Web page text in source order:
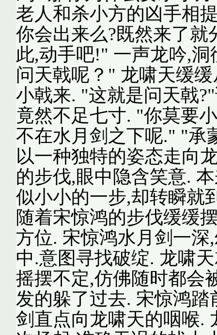
老人和杀小方的凶手相
你会出来么?既然来了
此,动手吧!" 一声龙吟,
问天戟呢？" 龙啸天缓
小戟来. "这就是问天戟
竟然不足七寸. "你莫要
不在水月剑之下呢." "承
以一种独特的姿态走向
的步伐,眼中隐含笑意.
似小小的一步,却转瞬就
随着宋惊鸿的步伐缓缓
方位. 宋惊鸿水月剑一
中.意图寻找破绽. 龙啸
摇摆不定,仿佛随时都会
发的躲了过去. 宋惊鸿
剑直点向龙啸天的咽喉.